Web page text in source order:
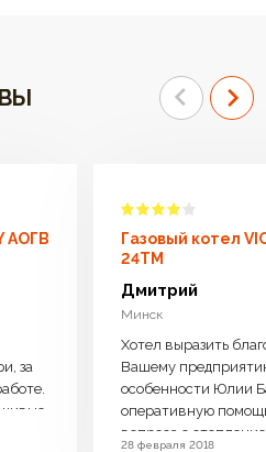
АОГВ
за
Газовый котел
24TM
Дмитрий
Минск
Хотел выразить
Вашему
особенности Юлии
оперативную
вопроса с
28 февраля 2018